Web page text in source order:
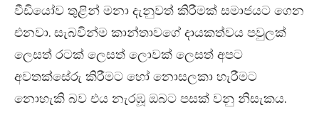
වීඩියෝව තුළින් මනා දැනුවත් කිරීමක් සමාජයට ගෙන
එනවා. සැබවින්ම කාන්තාවගේ දායකත්වය පවුලක්
ලෙසත් රටක් ලෙසත් ලොවක් ලෙසත් අපට
අවතක්සේරු කිරීමට හෝ නොසලකා හැරීමට
නොහැකි බව එය නැරඹූ ඔබට පසක් වනු නිසැකය.